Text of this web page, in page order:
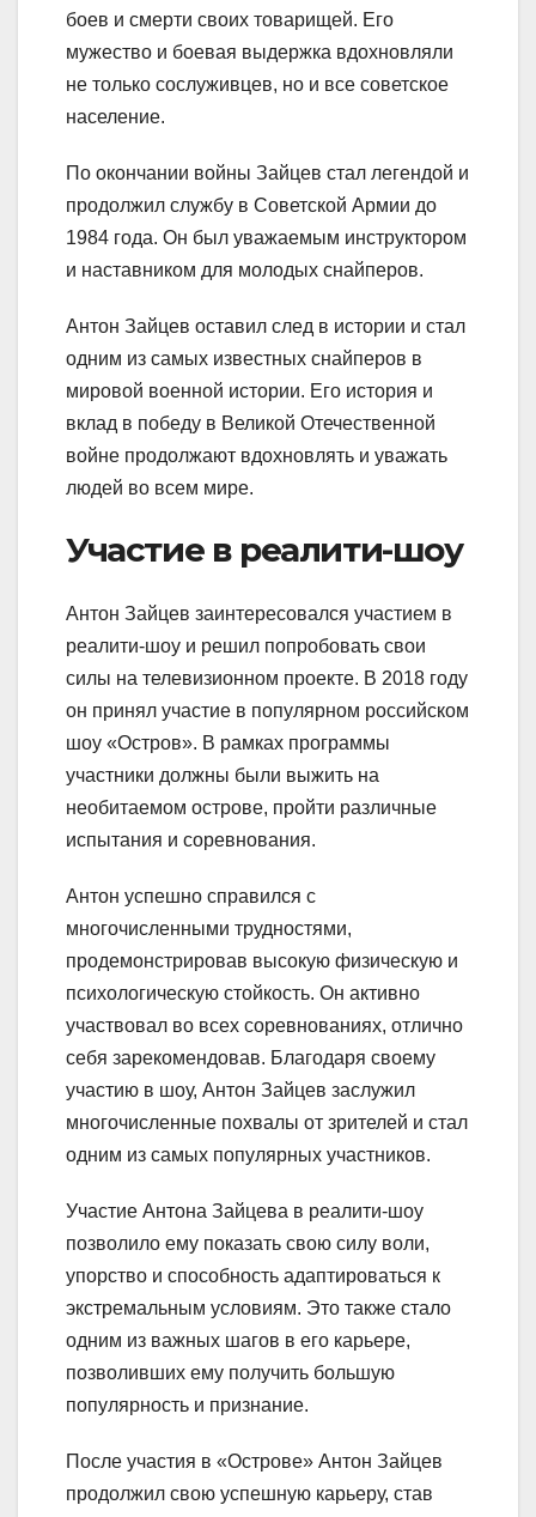
боев и смерти своих товарищей. Его
мужество и боевая выдержка вдохновляли
не только сослуживцев, но и все советское
население.
По окончании войны Зайцев стал легендой и
продолжил службу в Советской Армии до
1984 года. Он был уважаемым инструктором
и наставником для молодых снайперов.
Антон Зайцев оставил след в истории и стал
одним из самых известных снайперов в
мировой военной истории. Его история и
вклад в победу в Великой Отечественной
войне продолжают вдохновлять и уважать
людей во всем мире.
Участие в реалити-шоу
Антон Зайцев заинтересовался участием в
реалити-шоу и решил попробовать свои
силы на телевизионном проекте. В 2018 году
он принял участие в популярном российском
шоу «Остров». В рамках программы
участники должны были выжить на
необитаемом острове, пройти различные
испытания и соревнования.
Антон успешно справился с
многочисленными трудностями,
продемонстрировав высокую физическую и
психологическую стойкость. Он активно
участвовал во всех соревнованиях, отлично
себя зарекомендовав. Благодаря своему
участию в шоу, Антон Зайцев заслужил
многочисленные похвалы от зрителей и стал
одним из самых популярных участников.
Участие Антона Зайцева в реалити-шоу
позволило ему показать свою силу воли,
упорство и способность адаптироваться к
экстремальным условиям. Это также стало
одним из важных шагов в его карьере,
позволивших ему получить большую
популярность и признание.
После участия в «Острове» Антон Зайцев
продолжил свою успешную карьеру, став